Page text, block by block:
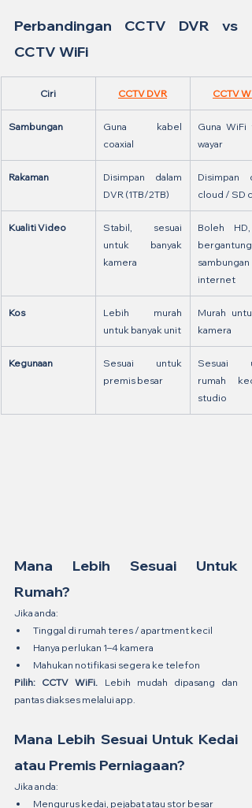
Perbandingan CCTV DVR vs
CCTV WiFi
Ciri CCTV DVR CCTV
Sambungan
Guna kabel
coaxial
Guna WiFi
wayar
Rakaman
Disimpan dalam
DVR (1TB/2TB)
Disimpan
cloud / SD
Kualiti Video
Stabil, sesuai
untuk banyak
kamera
Boleh HD,
bergantung
sambungan
internet
Kos
Lebih murah
untuk banyak unit
Murah
kamera
Kegunaan
Sesuai untuk
premis besar
Sesuai
rumah
studio
Mana Lebih Sesuai Untuk
Rumah?
Jika anda:
Tinggal di rumah teres / apartment kecil
Hanya perlukan 1–4 kamera
Mahukan notifikasi segera ke telefon
Pilih: CCTV WiFi. Lebih mudah dipasang dan
pantas diakses melalui app.
Mana Lebih Sesuai Untuk Kedai
atau Premis Perniagaan?
Jika anda:
Mengurus kedai, pejabat atau stor besar